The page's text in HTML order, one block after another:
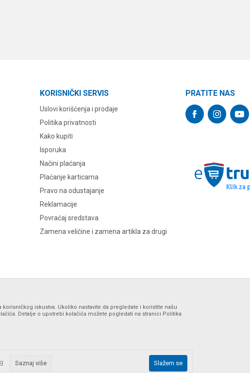
KORISNIČKI SERVIS
Uslovi korišćenja i prodaje
Politika privatnosti
Kako kupiti
Isporuka
Načini plaćanja
Plaćanje karticama
Pravo na odustajanje
Reklamacije
Povraćaj sredstava
Zamena veličine i zamena artikla za drugi
PRATITE NAS
garantovati da su sve informacije kompletne i bez grešaka. Svi artikli prikazani
robe možete proveriti pozivom na broj podrške web shopa na tel. 064/647-81-
iskustva. Ukoliko nastavite da pregledate i koristite našu
Detalje o upotrebi kolačića možete pogledati na stranici Politika
Saznaj više Slažem se